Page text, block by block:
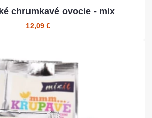
chrumkavé ovocie - mix
12,09 €